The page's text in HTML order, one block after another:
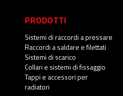
PRODOTTI
Sistemi di raccordi a pressare
Raccordi a saldare e filettati
Sistemi di scarico
Collari e sistemi di fissaggio
Tappi e accessori per
radiatori